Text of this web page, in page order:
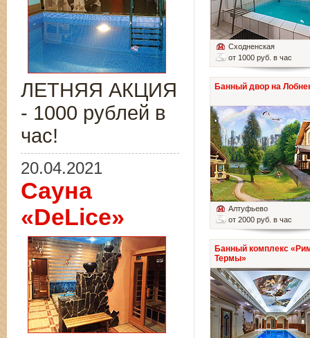
Сходненская
от 1000 руб. в час
Банный двор на
Алтуфьево
от 2000 руб. в час
Банный комплекс
Термы»
ЛЕТНЯЯ АКЦИЯ
- 1000 рублей в
час!
20.04.2021
Сауна
«DeLice»